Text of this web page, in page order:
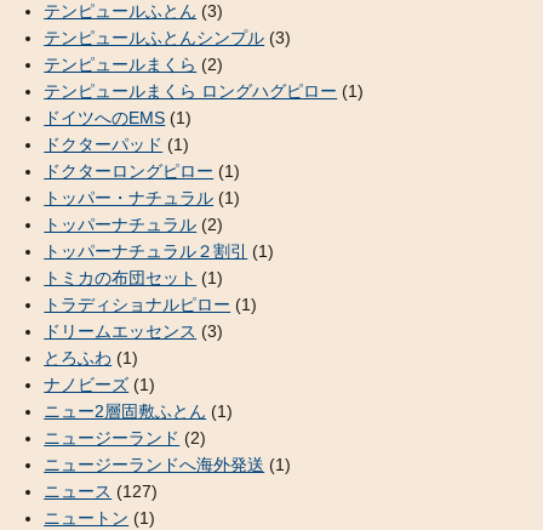
テンピュールふとん (3)
テンピュールふとんシンプル (3)
テンピュールまくら (2)
テンピュールまくら ロングハグピロー (1)
ドイツへのEMS (1)
ドクターパッド (1)
ドクターロングピロー (1)
トッパー・ナチュラル (1)
トッパーナチュラル (2)
トッパーナチュラル２割引
(1)
トミカの布団セット (1)
トラディショナルピロー (1)
ドリームエッセンス (3)
とろふわ (1)
ナノビーズ (1)
ニュー2層固敷ふとん (1)
ニュージーランド (2)
ニュージーランドへ海外発送 (1)
ニュース (127)
ニュートン (1)